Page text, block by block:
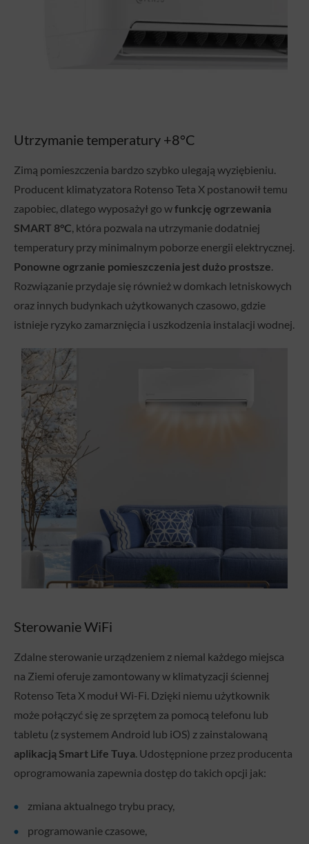
Utrzymanie temperatury +8°C
Zimą pomieszczenia bardzo szybko ulegają wyziębieniu.
Producent klimatyzatora Rotenso Teta X postanowił temu
zapobiec, dlatego wyposażył go wfunkcję ogrzewania
SMART 8°C, która pozwala na utrzymanie dodatniej
temperatury przy minimalnym poborze energii elektrycznej.
Ponowne ogrzanie pomieszczenia jest dużo prostsze.
Rozwiązanie przydaje się również w domkach letniskowych
oraz innych budynkach użytkowanych czasowo, gdzie
istnieje ryzyko zamarznięcia i uszkodzenia instalacji wodnej.
Sterowanie WiFi
Zdalne sterowanie urządzeniem z niemal każdego miejsca
na Ziemi oferuje zamontowany w klimatyzacji ściennej
Rotenso Teta X moduł Wi-Fi. Dzięki niemu użytkownik
może połączyć się ze sprzętem za pomocą telefonu lub
tabletu (z systemem Android lub iOS) z zainstalowaną
aplikacją Smart Life Tuya. Udostępnione przez producenta
oprogramowania zapewnia dostęp do takich opcji jak:
zmiana aktualnego trybu pracy,
programowanie czasowe,